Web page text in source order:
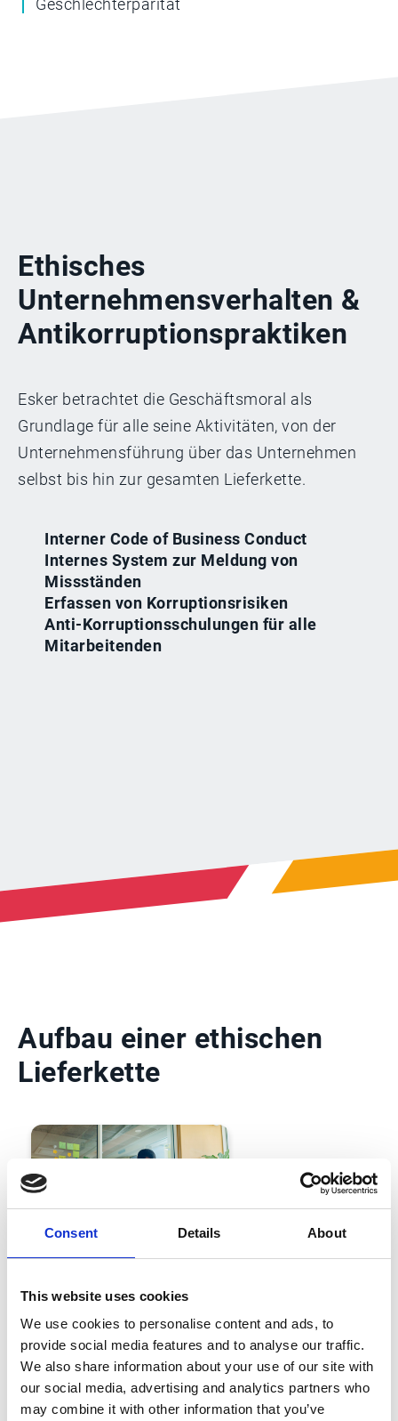
Consent Details About
This website uses cookies
We use cookies to personalise content and ads, to
provide social media features and to analyse our traffic.
We also share information about your use of our site with
our social media, advertising and analytics partners who
may combine it with other information that you’ve
Geschlechterparität
Ethisches
Unternehmensverhalten &
Antikorruptionspraktiken
Esker betrachtet die Geschäftsmoral als
Grundlage für alle seine Aktivitäten, von der
Unternehmensführung über das Unternehmen
selbst bis hin zur gesamten Lieferkette.
Interner Code of Business Conduct
Internes System zur Meldung von
Missständen
Erfassen von Korruptionsrisiken
Anti-Korruptionsschulungen für alle
Mitarbeitenden
Aufbau einer ethischen
Lieferkette
dass sie sich an die gleichen rechtlichen
und ethischen Grundsätze halten wie Esker
selbst. Wir fördern die Einhaltung dieser
Standards bei allen unseren Lieferanten,
ihren Mitarbeitenden, ihren